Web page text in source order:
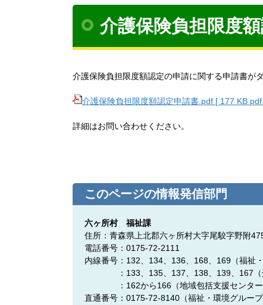
介護保険負担限度
介護保険負担限度額認定の申請に関する申請書が
介護保険負担限度額認定申請書.pdf [ 177 KB
詳細はお問い合わせください。
このページの情報発信部門
六ヶ所村 福祉課
住所：青森県上北郡六ヶ所村大字尾駮字野附
電話番号：0175-72-2111
内線番号：132、134、136、168、169（福祉
：133、135、137、138、139、167（介
：162から166（地域包括支援センター
直通番号：0175-72-8140 （福祉・環境グループ